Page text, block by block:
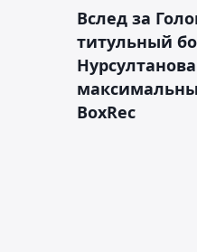
Вслед за
титульный
BoxRec